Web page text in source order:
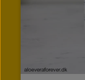
Ny formel